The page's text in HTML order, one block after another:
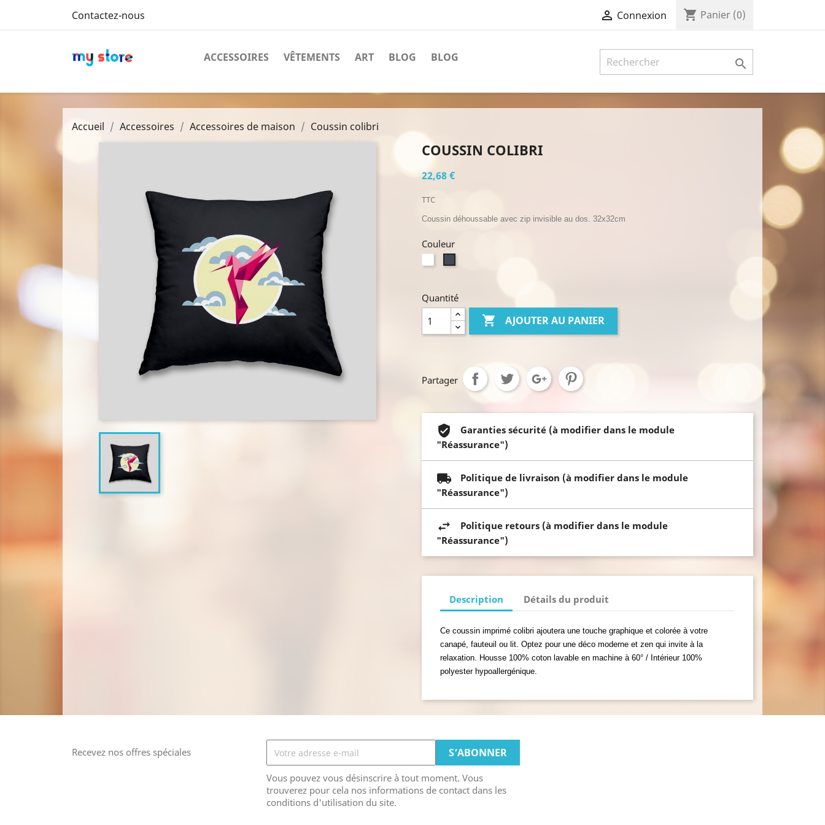
Contactez-nous  Connexion shopping_cart Panier (0)
ACCESSOIRES VÊTEMENTS ART BLOG BLOG 
Accueil Accessoires Accessoires de maison Coussin colibri
COUSSIN COLIBRI
22,68 €
TTC
Coussin déhoussable avec zip invisible au dos. 32x32cm
Couleur
Quantité
 AJOUTER AU PANIER
Partager
Garanties sécurité (à modifier dans le module
"Réassurance")
Politique de livraison (à modifier dans le module
"Réassurance")
Politique retours (à modifier dans le module
"Réassurance")
Description Détails du produit
Ce coussin imprimé colibri ajoutera une touche graphique et colorée à votre
canapé, fauteuil ou lit. Optez pour une déco moderne et zen qui invite à la
relaxation. Housse 100% coton lavable en machine à 60° / Intérieur 100%
polyester hypoallergénique.
Recevez nos offres spéciales
Vous pouvez vous désinscrire à tout moment. Vous
trouverez pour cela nos informations de contact dans les
conditions d'utilisation du site.